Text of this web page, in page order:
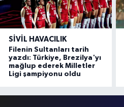
SIVIL HAVACILIK
Filenin Sultanları tarih
yazdı: Türkiye, Brezilya'yı
mağlup ederek Milletler
Ligi şampiyonu oldu